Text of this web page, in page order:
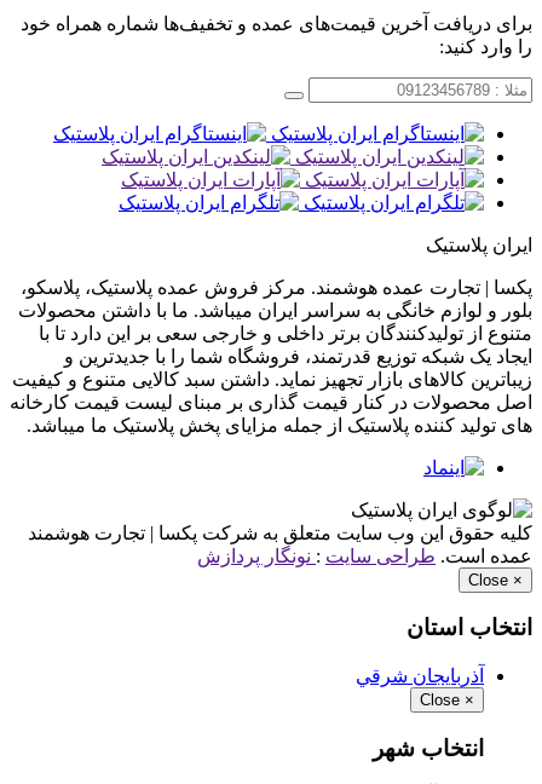
برای دریافت آخرین قیمت‌های عمده و تخفیف‌ها شماره همراه خود
را وارد کنید:
ایران پلاستیک
پکسا | تجارت عمده هوشمند. مرکز فروش عمده پلاستیک، پلاسکو،
بلور و لوازم خانگی به سراسر ایران میباشد. ما با داشتن محصولات
متنوع از تولیدکنندگان برتر داخلی و خارجی سعی بر این دارد تا با
ایجاد یک شبکه توزیع قدرتمند، فروشگاه شما را با جدیدترین و
زیباترین کالاهای بازار تجهیز نماید. داشتن سبد کالایی متنوع و کیفیت
اصل محصولات در کنار قیمت گذاری بر مبنای لیست قیمت کارخانه
های تولید کننده پلاستیک از جمله مزایای پخش پلاستیک ما میباشد.
کلیه حقوق این وب سایت متعلق به شرکت پکسا | تجارت هوشمند
عمده است. طراحی سایت : نونگار پردازش
×
Close
انتخاب استان
آذربايجان شرقي
×
Close
انتخاب شهر